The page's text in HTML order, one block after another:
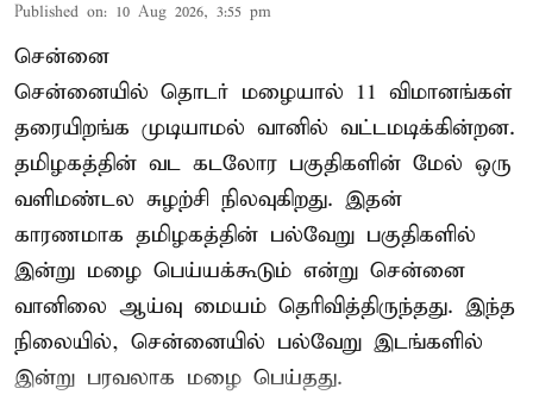
Published on: 10 Aug 2026, 3:55 pm
சென்னை
சென்னையில் தொடர் மழையால் 11 விமானங்கள்
தரையிறங்க முடியாமல் வானில் வட்டமடிக்கின்றன.
தமிழகத்தின் வட கடலோர பகுதிகளின் மேல் ஒரு
வளிமண்டல சுழற்சி நிலவுகிறது. இதன்
காரணமாக தமிழகத்தின் பல்வேறு பகுதிகளில்
இன்று மழை பெய்யக்கூடும் என்று சென்னை
வானிலை ஆய்வு மையம் தெரிவித்திருந்தது. இந்த
நிலையில், சென்னையில் பல்வேறு இடங்களில்
இன்று பரவலாக மழை பெய்தது.